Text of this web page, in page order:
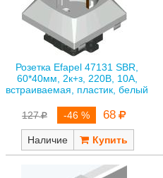
Розетка Efapel 47131 SBR,
60*40мм, 2к+з, 220В, 10А,
встраиваемая, пластик, белый
127 -46 % 68
Наличие